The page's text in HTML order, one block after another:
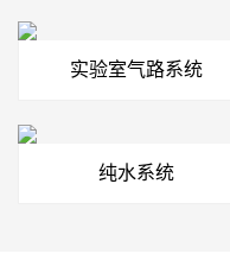
实验室气路系统
纯水系统